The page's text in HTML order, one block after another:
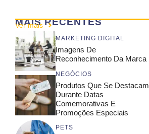
MAIS RECENTES
Ver mais
MARKETING DIGITAL
Imagens De
Reconhecimento Da Marca
NEGÓCIOS
Produtos Que Se Destacam
Durante Datas
Comemorativas E
Promoções Especiais
PETS